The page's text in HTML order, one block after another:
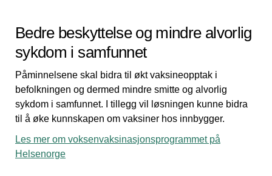
Bedre beskyttelse og mindre alvorlig
sykdom i samfunnet
Påminnelsene skal bidra til økt vaksineopptak i
befolkningen og dermed mindre smitte og alvorlig
sykdom i samfunnet. I tillegg vil løsningen kunne bidra
til å øke kunnskapen om vaksiner hos innbygger.
Les mer om voksenvaksinasjonsprogrammet på
Helsenorge